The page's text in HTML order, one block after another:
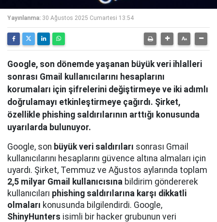
Yayınlanma: 30 Ağustos 2025 Cumartesi 13:54
Google, son dönemde yaşanan büyük veri ihlalleri
sonrası Gmail kullanıcılarını hesaplarını
korumaları için şifrelerini değiştirmeye ve iki adımlı
doğrulamayı etkinleştirmeye çağırdı. Şirket,
özellikle phishing saldırılarının arttığı konusunda
uyarılarda bulunuyor.
Google, son büyük veri saldırıları sonrası Gmail
kullanıcılarını hesaplarını güvence altına almaları için
uyardı. Şirket, Temmuz ve Ağustos aylarında toplam
2,5 milyar Gmail kullanıcısına bildirim göndererek
kullanıcıları phishing saldırılarına karşı dikkatli
olmaları konusunda bilgilendirdi. Google,
ShinyHunters isimli bir hacker grubunun veri